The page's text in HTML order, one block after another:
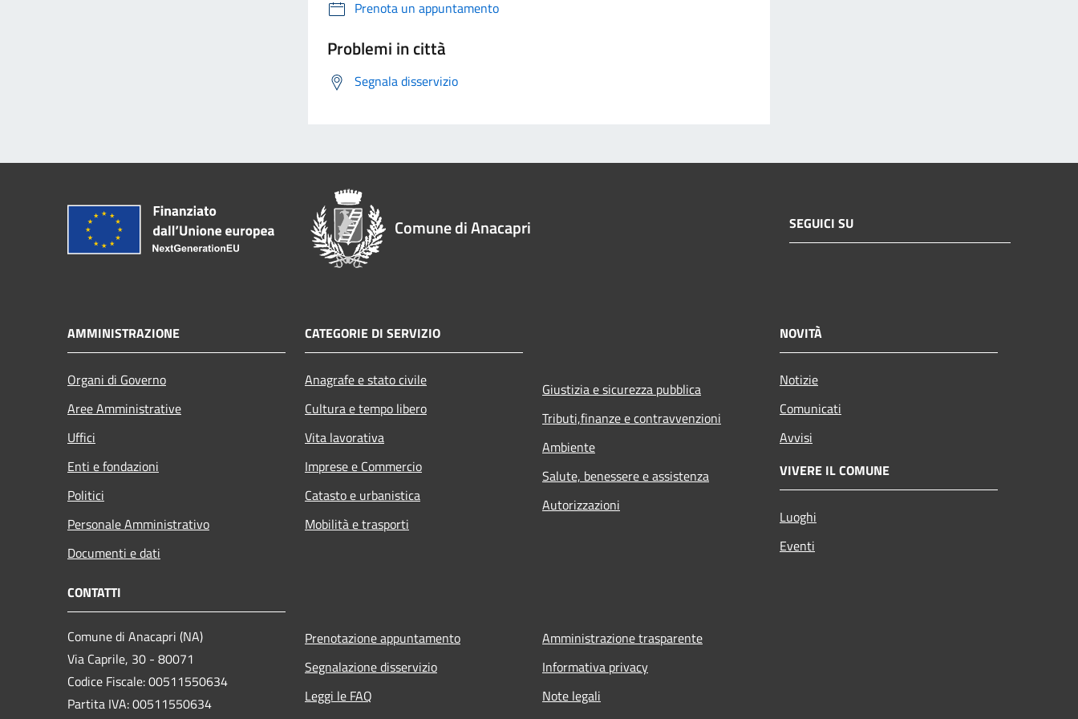
Prenota un appuntamento
Problemi in città
Segnala disservizio
Comune di Anacapri SEGUICI SU
AMMINISTRAZIONE
Organi di Governo
Aree Amministrative
Uffici
Enti e fondazioni
Politici
Personale Amministrativo
Documenti e dati
CATEGORIE DI SERVIZIO
Anagrafe e stato civile
Cultura e tempo libero
Vita lavorativa
Imprese e Commercio
Catasto e urbanistica
Mobilità e trasporti
Giustizia e sicurezza pubblica
Tributi,finanze e contravvenzioni
Ambiente
Salute, benessere e assistenza
Autorizzazioni
NOVITÀ
Notizie
Comunicati
Avvisi
VIVERE IL COMUNE
Luoghi
Eventi
CONTATTI
Comune di Anacapri (NA)
Via Caprile, 30 - 80071
Codice Fiscale: 00511550634
Partita IVA: 00511550634
Prenotazione appuntamento
Segnalazione disservizio
Leggi le FAQ
Amministrazione trasparente
Informativa privacy
Note legali